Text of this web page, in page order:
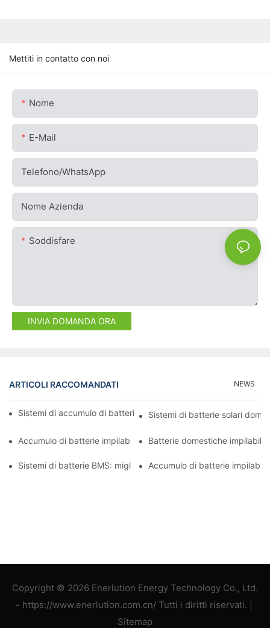
Mettiti in contatto con noi
Nome
E-Mail
Telefono/WhatsApp
Nome Azienda
Soddisfare
INVIA DOMANDA ORA
ARTICOLI RACCOMANDATI NEWS
Sistemi di accumulo di batterie al litio: efficienza e affidabilità
Sistemi di batterie solari
Accumulo di batterie impilabili: innovazioni nella gestione
Batterie domestiche
Sistemi di batterie BMS: miglioramento delle prestazioni e della
Accumulo di batterie
Copyright © 2026 Enerlution Energy Technology Co., Ltd.
- https://www.enerlution.com.cn/ Tutti i diritti riservati. |
Sitemap